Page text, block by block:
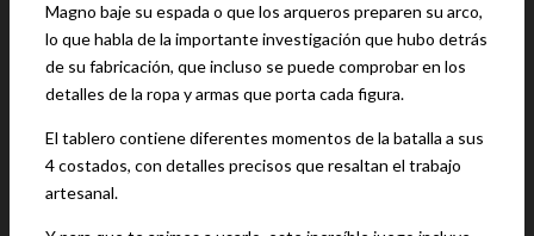
Magno baje su espada o que los arqueros preparen su arco,
lo que habla de la importante investigación que hubo detrás
de su fabricación, que incluso se puede comprobar en los
detalles de la ropa y armas que porta cada figura.
El tablero contiene diferentes momentos de la batalla a sus
4 costados, con detalles precisos que resaltan el trabajo
artesanal.